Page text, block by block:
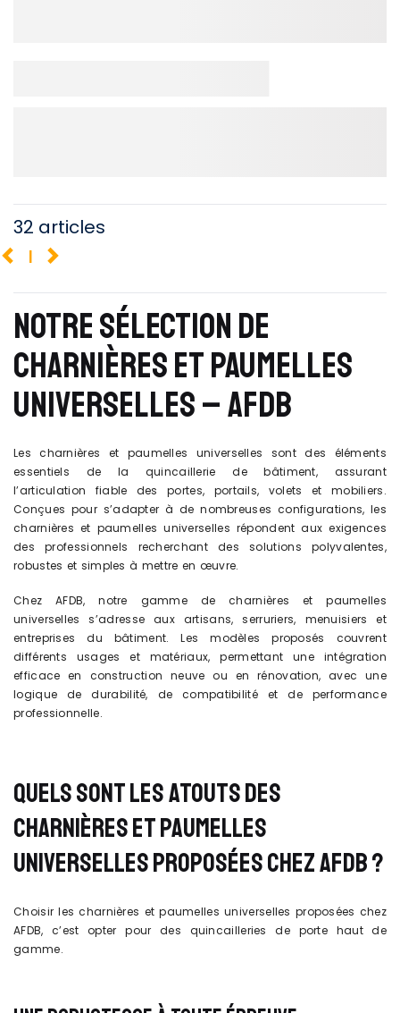
32 articles
1
NOTRE SÉLECTION DE
CHARNIÈRES ET PAUMELLES
UNIVERSELLES – AFDB
Les charnières et paumelles universelles sont des éléments
essentiels de la quincaillerie de bâtiment, assurant
l’articulation fiable des portes, portails, volets et mobiliers.
Conçues pour s’adapter à de nombreuses configurations, les
charnières et paumelles universelles répondent aux exigences
des professionnels recherchant des solutions polyvalentes,
robustes et simples à mettre en œuvre.
Chez AFDB, notre gamme de charnières et paumelles
universelles s’adresse aux artisans, serruriers, menuisiers et
entreprises du bâtiment. Les modèles proposés couvrent
différents usages et matériaux, permettant une intégration
efficace en construction neuve ou en rénovation, avec une
logique de durabilité, de compatibilité et de performance
professionnelle.
QUELS SONT LES ATOUTS DES
CHARNIÈRES ET PAUMELLES
UNIVERSELLES PROPOSÉES CHEZ AFDB ?
Choisir les charnières et paumelles universelles proposées chez
AFDB, c’est opter pour des quincailleries de porte haut de
gamme.